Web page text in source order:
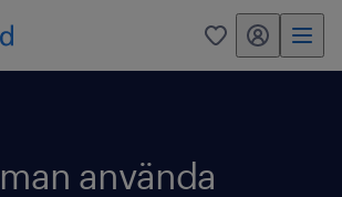
0 mitt randstad
använda